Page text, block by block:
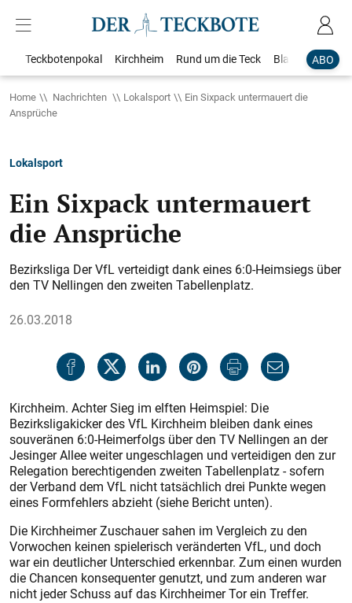
ABO
Teckbotenpokal Kirchheim Rund um die Teck Blaulicht
Home Nachrichten Lokalsport
Ein Sixpack untermauert die
Ansprüche
Lokalsport
Ein Sixpack untermauert
die Ansprüche
Bezirksliga Der VfL verteidigt dank eines 6:0-Heimsiegs über
den TV Nellingen den zweiten Tabellenplatz.
26.03.2018
Kirchheim. Achter Sieg im elften Heimspiel: Die
Bezirksligakicker des VfL Kirchheim bleiben dank eines
souveränen 6:0-Heimerfolgs über den TV Nellingen an der
Jesinger Allee weiter ungeschlagen und verteidigen den zur
Relegation berechtigenden zweiten Tabellenplatz - sofern
der Verband dem VfL nicht tatsächlich drei Punkte wegen
eines Formfehlers abzieht (siehe Bericht unten).
Die Kirchheimer Zuschauer sahen im Vergleich zu den
Vorwochen keinen spielerisch veränderten VfL, und doch
war ein deutlicher Unterschied erkennbar. Zum einen wurden
die Chancen konsequenter genutzt, und zum anderen war
nicht jeder Schuss auf das Kirchheimer Tor ein Treffer.